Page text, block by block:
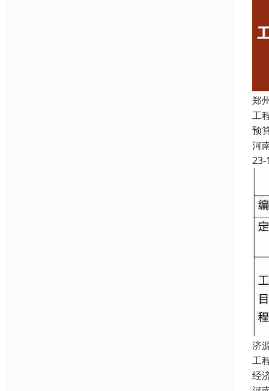
郑
工
预
河
23-
济
工
经